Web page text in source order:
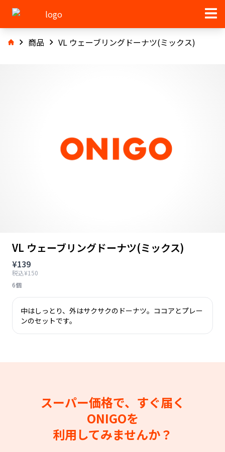
商品 VL ウェーブリングドーナツ(ミックス)
VL ウェーブリングドーナツ(ミックス)
¥139
税込¥150
6個
中はしっとり、外はサクサクのドーナツ。ココアとプレー
ンのセットです。
スーパー価格で、すぐ届く
ONIGOを
利用してみませんか？